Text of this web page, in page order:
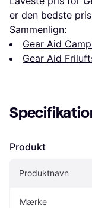
er den bedste
Sammenlign:
Gear Aid
Gear Aid
Produkt
Produktnavn
Mærke